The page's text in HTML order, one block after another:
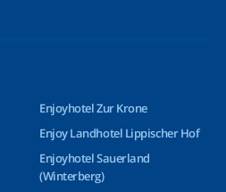
Enjoyhotel Zur Krone
Enjoy Landhotel Lippischer Hof
Enjoyhotel Sauerland
(Winterberg)